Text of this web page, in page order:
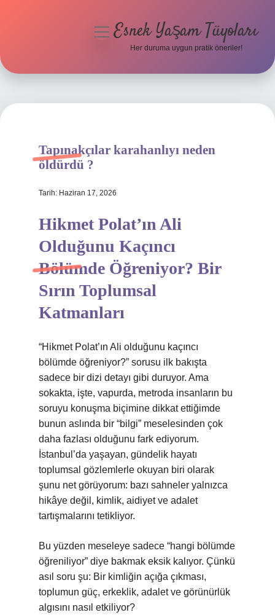
Hakkımızda
menüyüEsnek Yaşam Tüyoları
Her duruma uygun pratik öneriler!
Tapınakçılar karahanlıyı neden
öldürdü ?
Tarih: Haziran 17, 2026
Hikmet Polat’ın Ali
Olduğunu Kaçıncı
Bölümde Öğreniyor? Bir
Sırın Toplumsal
Katmanları
“Hikmet Polat’ın Ali olduğunu kaçıncı
bölümde öğreniyor?” sorusu ilk bakışta
sadece bir dizi detayı gibi duruyor. Ama
sokakta, işte, vapurda, metroda insanların bu
soruyu konuşma biçimine dikkat ettiğimde
bunun aslında bir “bilgi” meselesinden çok
daha fazlası olduğunu fark ediyorum.
İstanbul’da yaşayan, gündelik hayatı
toplumsal gözlemlerle okuyan biri olarak
şunu net görüyorum: bazı sahneler yalnızca
hikâye değil, kimlik, aidiyet ve adalet
tartışmalarını tetikliyor.
Bu yüzden meseleye sadece “hangi bölümde
öğreniliyor” diye bakmak eksik kalıyor. Çünkü
asıl soru şu: Bir kimliğin açığa çıkması,
toplumun güç, erkeklik, adalet ve görünürlük
algısını nasıl etkiliyor?